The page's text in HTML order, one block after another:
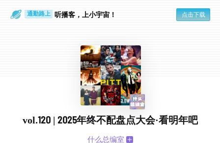
通勤路上 听播客，上小宇宙！ 点击下载
vol.120 | 2025年终不配盘点大会·看明年吧
什么总编室